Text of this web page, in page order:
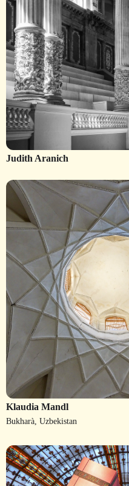
Judith Aranich
Klaudia Mandl
Bukharà, Uzbekistan